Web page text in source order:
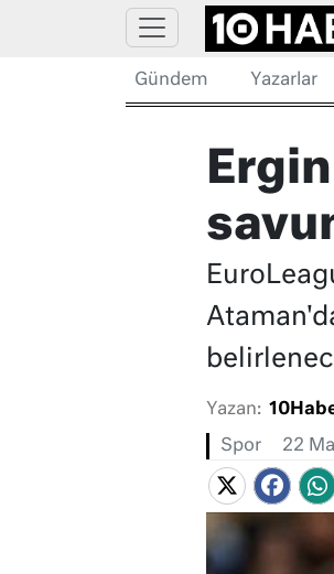
Gündem Yazarlar
Yazan:
Spor 22